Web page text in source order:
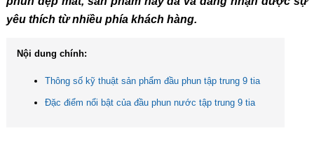
yêu thích từ nhiều phía khách hàng.
Nội dung chính:
Thông số kỹ thuật sản phẩm đầu phun tập trung 9 tia
Đặc điểm nổi bật của đầu phun nước tập trung 9 tia